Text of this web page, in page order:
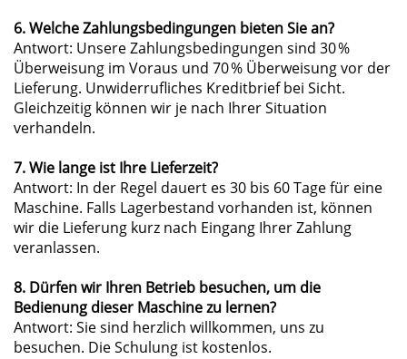
6. Welche Zahlungsbedingungen bieten Sie an?
Antwort: Unsere Zahlungsbedingungen sind 30 %
Überweisung im Voraus und 70 % Überweisung vor der
Lieferung. Unwiderrufliches Kreditbrief bei Sicht.
Gleichzeitig können wir je nach Ihrer Situation
verhandeln.
7. Wie lange ist Ihre Lieferzeit?
Antwort: In der Regel dauert es 30 bis 60 Tage für eine
Maschine. Falls Lagerbestand vorhanden ist, können
wir die Lieferung kurz nach Eingang Ihrer Zahlung
veranlassen.
8. Dürfen wir Ihren Betrieb besuchen, um die
Bedienung dieser Maschine zu lernen?
Antwort: Sie sind herzlich willkommen, uns zu
besuchen. Die Schulung ist kostenlos.